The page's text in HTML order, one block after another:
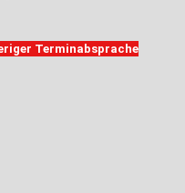
Terminabsprache